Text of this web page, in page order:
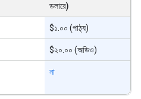
ডলারে)
$১.০০ (পাঠ্য)
$২০.০০ (অডিও)
না